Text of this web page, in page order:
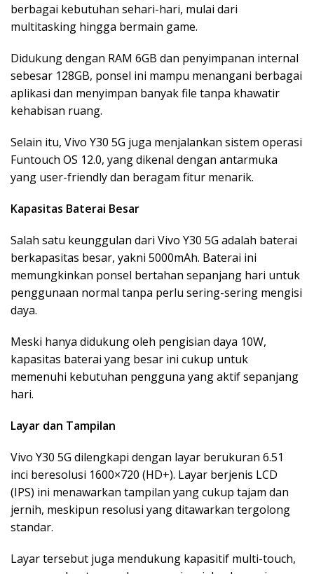
berbagai kebutuhan sehari-hari, mulai dari
multitasking hingga bermain game.
Didukung dengan RAM 6GB dan penyimpanan internal
sebesar 128GB, ponsel ini mampu menangani berbagai
aplikasi dan menyimpan banyak file tanpa khawatir
kehabisan ruang.
Selain itu, Vivo Y30 5G juga menjalankan sistem operasi
Funtouch OS 12.0, yang dikenal dengan antarmuka
yang user-friendly dan beragam fitur menarik.
Kapasitas Baterai Besar
Salah satu keunggulan dari Vivo Y30 5G adalah baterai
berkapasitas besar, yakni 5000mAh. Baterai ini
memungkinkan ponsel bertahan sepanjang hari untuk
penggunaan normal tanpa perlu sering-sering mengisi
daya.
Meski hanya didukung oleh pengisian daya 10W,
kapasitas baterai yang besar ini cukup untuk
memenuhi kebutuhan pengguna yang aktif sepanjang
hari.
Layar dan Tampilan
Vivo Y30 5G dilengkapi dengan layar berukuran 6.51
inci beresolusi 1600×720 (HD+). Layar berjenis LCD
(IPS) ini menawarkan tampilan yang cukup tajam dan
jernih, meskipun resolusi yang ditawarkan tergolong
standar.
Layar tersebut juga mendukung kapasitif multi-touch,